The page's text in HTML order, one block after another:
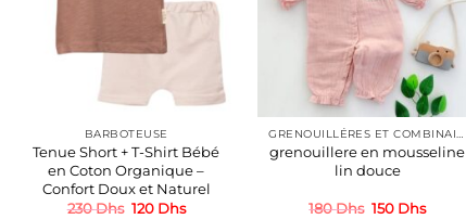
BARBOTEUSE
Tenue Short + T-Shirt Bébé
en Coton Organique –
Confort Doux et Naturel
230Dhs Le
120 DhsLe
grenouillere en mousseline
lin douce
180Dhs Le
150 DhsLe